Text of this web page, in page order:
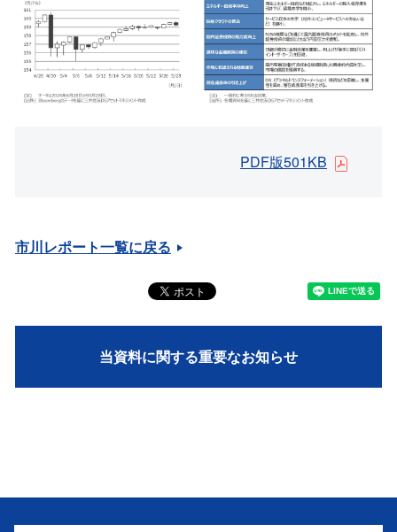
PDF版501KB
市川レポート一覧に戻る
当資料に関する重要なお知らせ